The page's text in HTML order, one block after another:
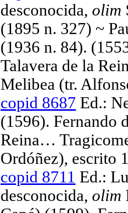
desconocida, olim
(1895 n. 327) ~
(1936 n. 84).
Talavera de la
Melibea (tr.
copid 8687 Ed.:
(1596). Fernando
Reina…
Ordóñez), escrito
copid 8711 Ed.:
desconocida, olim